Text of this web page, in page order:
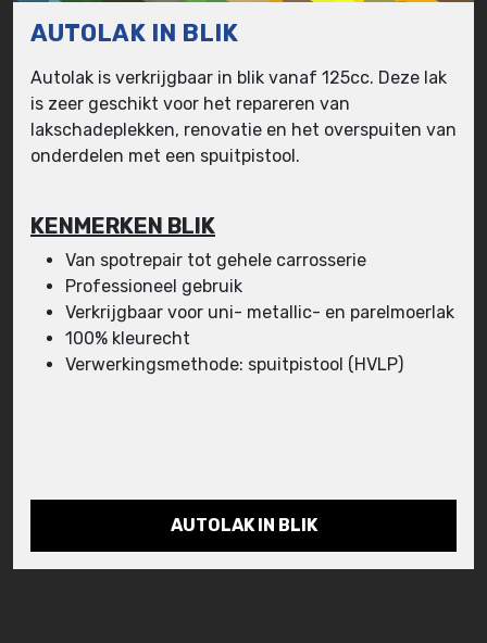
AUTOLAK IN BLIK
Autolak is verkrijgbaar in blik vanaf 125cc. Deze lak
is zeer geschikt voor het repareren van
lakschadeplekken, renovatie en het overspuiten van
onderdelen met een spuitpistool.
KENMERKEN BLIK
Van spotrepair tot gehele carrosserie
Professioneel gebruik
Verkrijgbaar voor uni- metallic- en parelmoerlak
100% kleurecht
Verwerkingsmethode: spuitpistool (HVLP)
AUTOLAK IN BLIK